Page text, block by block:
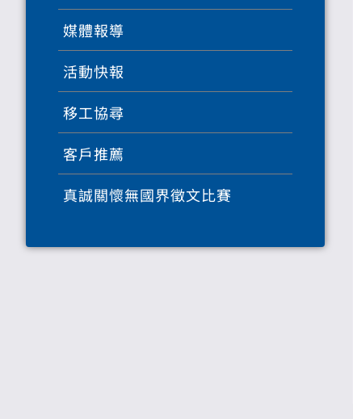
媒體報導
活動快報
移工協尋
客戶推薦
真誠關懷無國界徵文比賽